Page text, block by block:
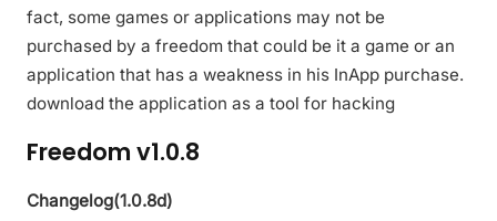
fact, some games or applications may not be
purchased by a freedom that could be it a game or an
application that has a weakness in his InApp purchase.
download the application as a tool for hacking
Freedom v1.0.8
Changelog(1.0.8d)